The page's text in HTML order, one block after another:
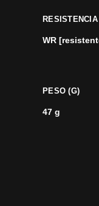
WR
PESO (G)
47 g